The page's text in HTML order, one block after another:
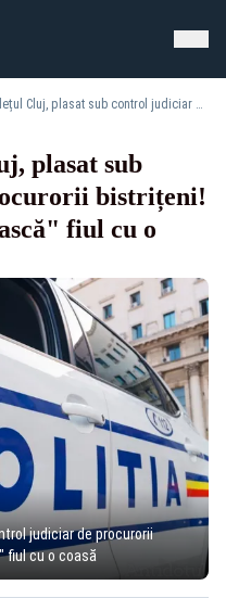
Bărbat din județul Cluj, plasat sub control judiciar de procurorii bistrițeni! A încercat să-și "altoiască" fiul cu o coasă
plasat sub
bistrițeni!
fiul cu o
judiciar de procurorii
fiul cu o coasă